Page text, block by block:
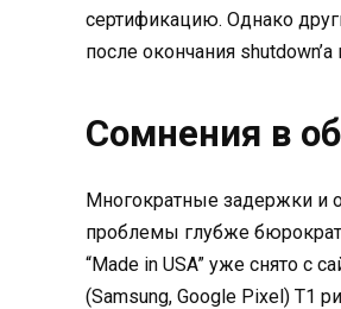
сертификацию. Однако
после окончания
Сомнения в
Многократные задержки и
проблемы глубже
“Made in USA” уже снято с
(Samsung, Google Pixel) T1